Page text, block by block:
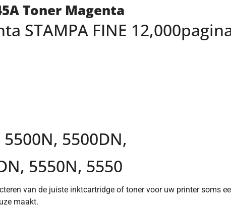
Toner Magenta
STAMPA FINE
5500DN,
5550N, 5550
van de juiste inktcartridge of toner voor uw printer soms
maakt.